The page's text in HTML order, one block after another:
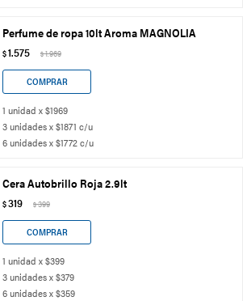
Perfume de ropa 10lt Aroma MAGNOLIA
$1.575 $1.969
1 unidad x $1969
3 unidades x $1871 c/u
6 unidades x $1772 c/u
Cera Autobrillo Roja 2.9lt
$319 $399
1 unidad x $399
3 unidades x $379
6 unidades x $359